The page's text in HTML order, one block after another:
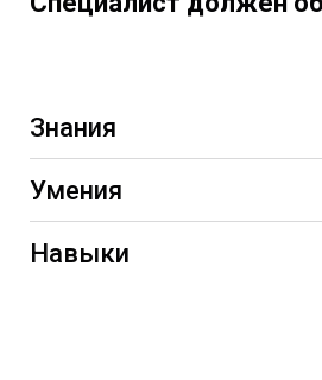
Знания
Умения
Навыки